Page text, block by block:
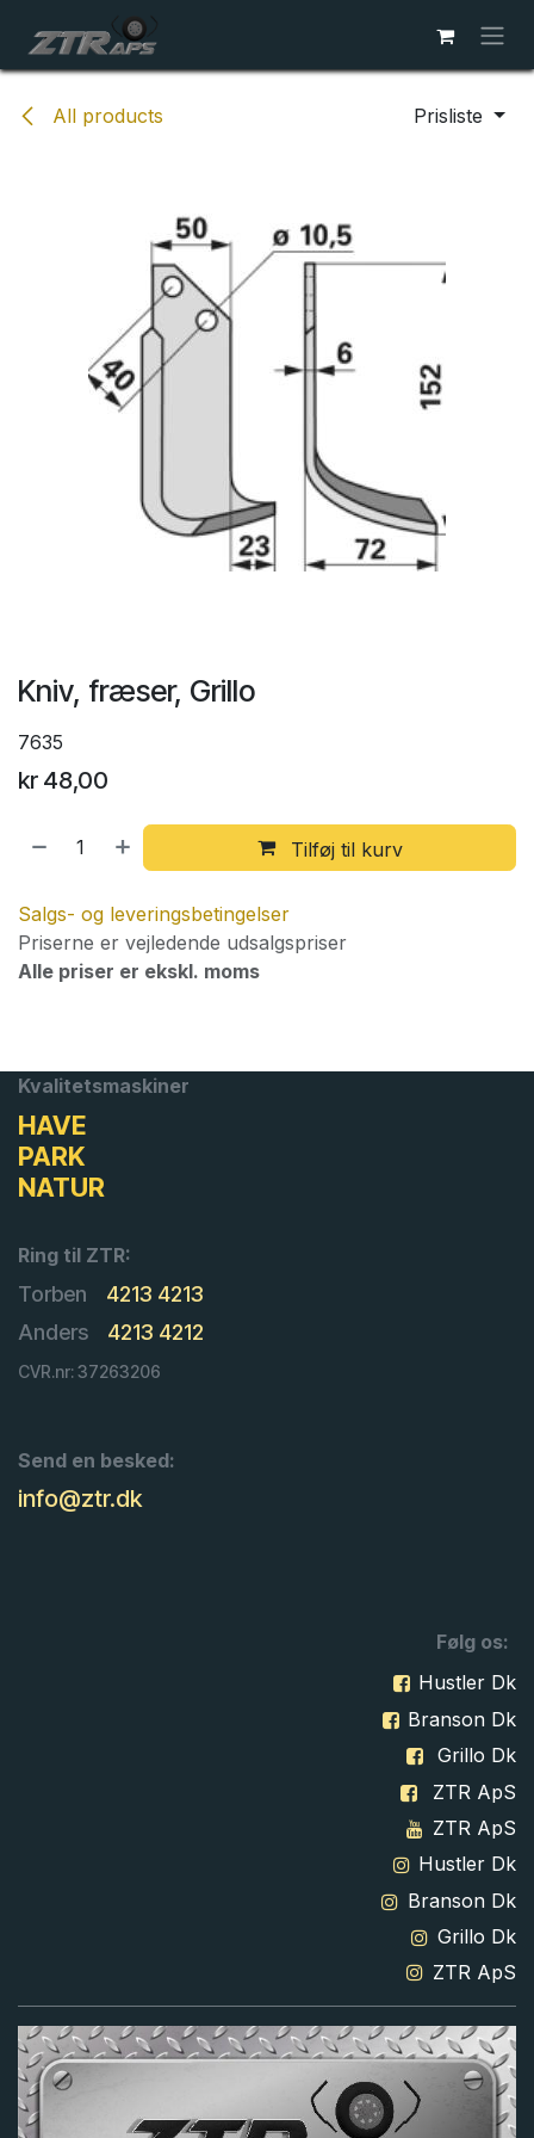
All products Prisliste
Kniv, fræser, Grillo
7635
kr 48,00
Tilføj til kurv
Salgs- og leveringsbetingelser
Priserne er vejledende udsalgspriser
Alle priser er ekskl. moms
Kvalitetsmaskiner
HAVE
PARK
NATUR
Ring til ZTR:
Torben
4213 4213
Anders
4213 4212
CVR.nr: 37263206
Send en besked:
info@ztr.dk
Følg os:
Hustler Dk
Branson Dk
Grillo Dk
ZTR ApS
ZTR ApS
Hustler Dk
Branson Dk
Grillo Dk
ZTR ApS